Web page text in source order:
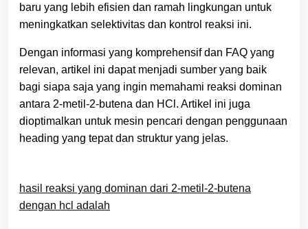
baru yang lebih efisien dan ramah lingkungan untuk
meningkatkan selektivitas dan kontrol reaksi ini.
Dengan informasi yang komprehensif dan FAQ yang
relevan, artikel ini dapat menjadi sumber yang baik
bagi siapa saja yang ingin memahami reaksi dominan
antara 2-metil-2-butena dan HCl. Artikel ini juga
dioptimalkan untuk mesin pencari dengan penggunaan
heading yang tepat dan struktur yang jelas.
hasil reaksi yang dominan dari 2-metil-2-butena
dengan hcl adalah